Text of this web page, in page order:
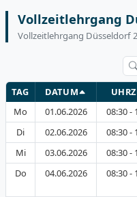
Vollzeitlehrgang
Vollzeitlehrgang Düsseldorf
TAG DATUM
Mo
01.06.2026 08:30 -
Di
02.06.2026 08:30 -
Mi
03.06.2026 08:30 -
Do
04.06.2026 08:30 -